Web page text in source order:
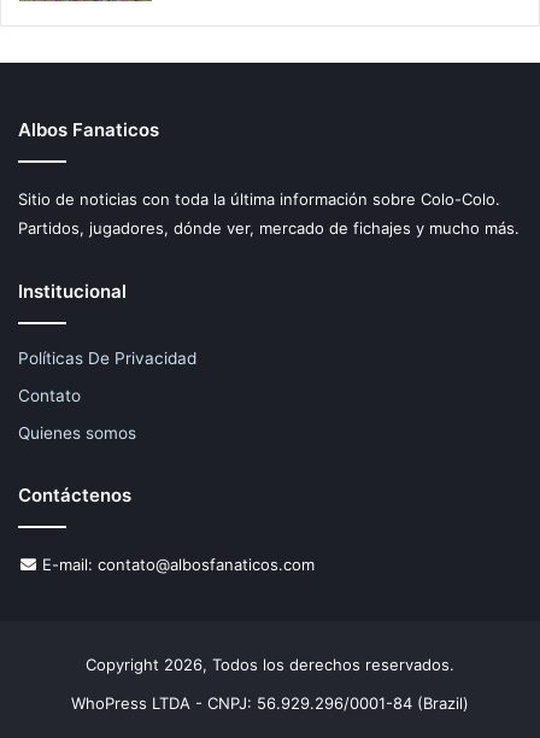
Albos Fanaticos
Sitio de noticias con toda la última información sobre Colo-Colo.
Partidos, jugadores, dónde ver, mercado de fichajes y mucho más.
Institucional
Políticas De Privacidad
Contato
Quienes somos
Contáctenos
E-mail: contato@albosfanaticos.com
Copyright 2026, Todos los derechos reservados.
WhoPress LTDA - CNPJ: 56.929.296/0001-84 (Brazil)